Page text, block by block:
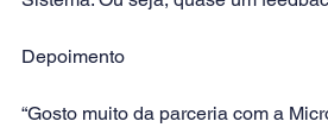
Depoimento
“Gosto muito da parceria com a